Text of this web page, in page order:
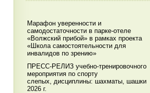
Марафон уверенности и
самодостаточности в парке-отеле
«Волжский прибой» в рамках проекта
«Школа самостоятельности для
инвалидов по зрению»
ПРЕСС-РЕЛИЗ учебно-тренировочного
мероприятия по спорту
слепых, дисциплины: шахматы, шашки
2026 г.